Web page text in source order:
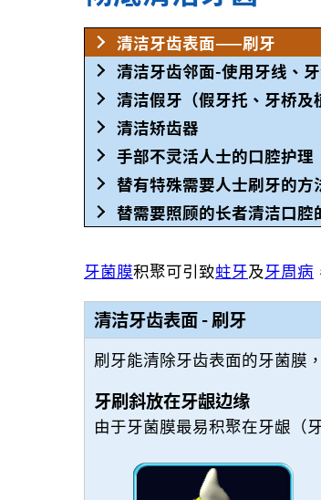
清洁牙齿表面——刷牙
清洁牙齿邻面-使用牙线、
清洁假牙（假牙托、牙桥及
清洁矫齿器
手部不灵活人士的口腔护理
替有特殊需要人士刷牙的方
替需要照顾的长者清洁口腔
牙菌膜积聚可引致蛀牙及牙周病
清洁牙齿表面 - 刷牙
刷牙能清除牙齿表面的牙菌膜
牙刷斜放在牙龈边缘
由于牙菌膜最易积聚在牙龈（